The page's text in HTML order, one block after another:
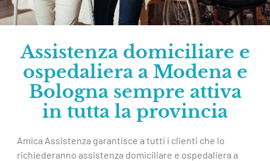
Assistenza domiciliare e
ospedaliera a Modena e
Bologna sempre attiva
in tutta la provincia
Amica Assistenza garantisce a tutti i clienti che lo
richiederanno assistenza domiciliare e ospedaliera a